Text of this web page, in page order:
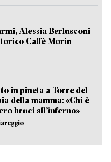
Alessia Berlusconi
Caffè Morin
in pineta a Torre del
della mamma: «Chi è
bruci all’inferno»